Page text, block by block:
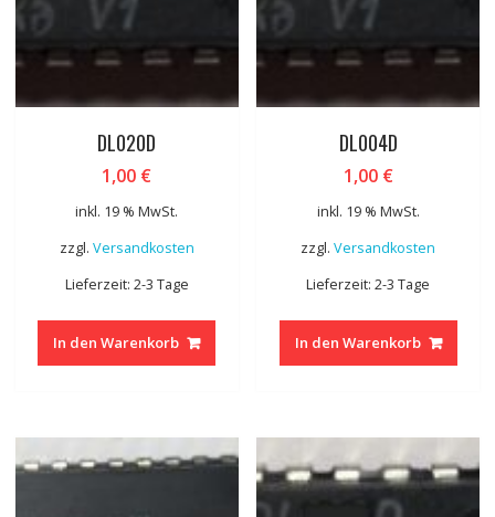
DL020D
1,00 €
inkl. 19 % MwSt.
zzgl. Versandkosten
Lieferzeit: 2-3 Tage
In den Warenkorb
DL004D
1,00 €
inkl. 19 % MwSt.
zzgl.Versandkosten
Lieferzeit: 2-3 Tage
In den Warenkorb